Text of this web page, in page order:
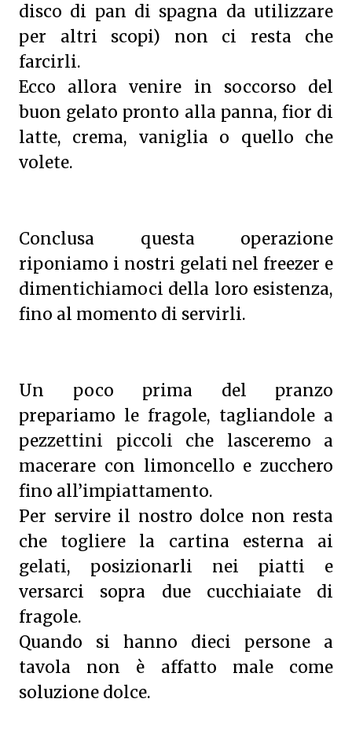
disco di pan di spagna da utilizzare
per altri scopi) non ci resta che
farcirli.
Ecco allora venire in soccorso del
buon gelato pronto alla panna, fior di
latte, crema, vaniglia o quello che
volete.
Conclusa questa operazione
riponiamo i nostri gelati nel freezer e
dimentichiamoci della loro esistenza,
fino al momento di servirli.
Un poco prima del pranzo
prepariamo le fragole, tagliandole a
pezzettini piccoli che lasceremo a
macerare con limoncello e zucchero
fino all’impiattamento.
Per servire il nostro dolce non resta
che togliere la cartina esterna ai
gelati, posizionarli nei piatti e
versarci sopra due cucchiaiate di
fragole.
Quando si hanno dieci persone a
tavola non è affatto male come
soluzione dolce.